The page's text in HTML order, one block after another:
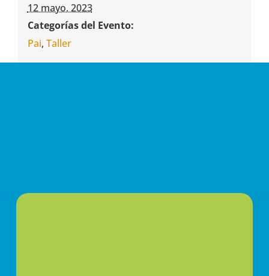
12 mayo, 2023
Categorías del Evento:
Pai, Taller